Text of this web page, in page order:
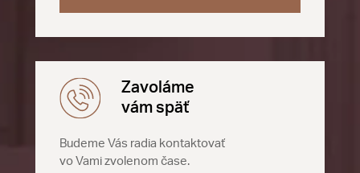
Zavoláme
vám späť
Budeme Vás radia kontaktovať
vo Vami zvolenom čase.